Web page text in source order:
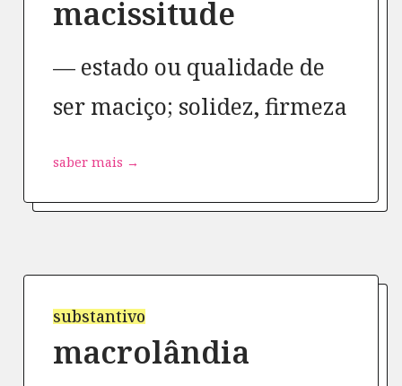
macissitude
estado ou qualidade de
ser maciço; solidez, firmeza
saber mais →
substantivo
macrolândia